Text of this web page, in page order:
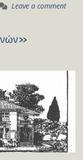
Leave a comment